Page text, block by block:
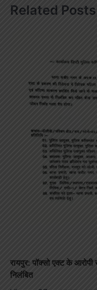
Related Posts
रायपुर: पॉक्सो एक्ट के
निलंबित